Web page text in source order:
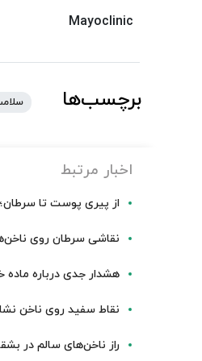
Mayoclinic
برچسب‌ها
اخبار مرتبط
از پیری پوست تا
نقاشی سرطان روی
هشدار جدی درباره
نقاط سفید روی ناخن‌
راز ناخن‌های سالم در